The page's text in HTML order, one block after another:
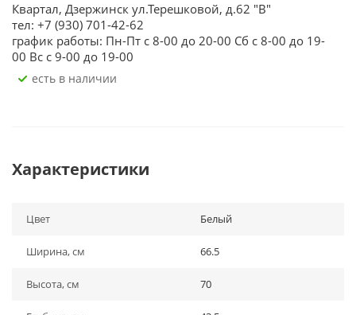
Квартал, Дзержинск ул.Терешковой, д.62 "В"
тел: +7 (930) 701-42-62
график работы: Пн-Пт с 8-00 до 20-00 Сб с 8-00 до 19-
00 Вс с 9-00 до 19-00
Есть в наличии
Характеристики
Цвет Белый
Ширина, см 66.5
Высота, см 70